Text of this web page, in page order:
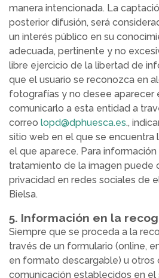
manera intencionada. La
posterior difusión, será
un interés público en su
adecuada, pertinente y no
libre ejercicio de la libertad de
que el usuario se reconozca en
fotografías y no desee aparecer
comunicarlo a esta entidad a
correo lopd@dphuesca.es.,
sitio web en el que se encuentra
el que aparece. Para
tratamiento de la imagen puede
privacidad en redes sociales de
Bielsa.
5. Información en la
Siempre que se proceda a la
través de un formulario (online,
en formato descargable) u otros
comunicación establecidos en el